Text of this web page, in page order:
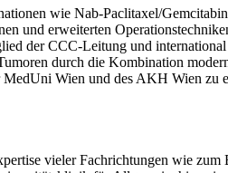
wie Nab-Paclitaxel/
und erweiterten
CCC-Leitung und international
durch die Kombination
Wien und des AKH Wien zu
vieler Fachrichtungen wie